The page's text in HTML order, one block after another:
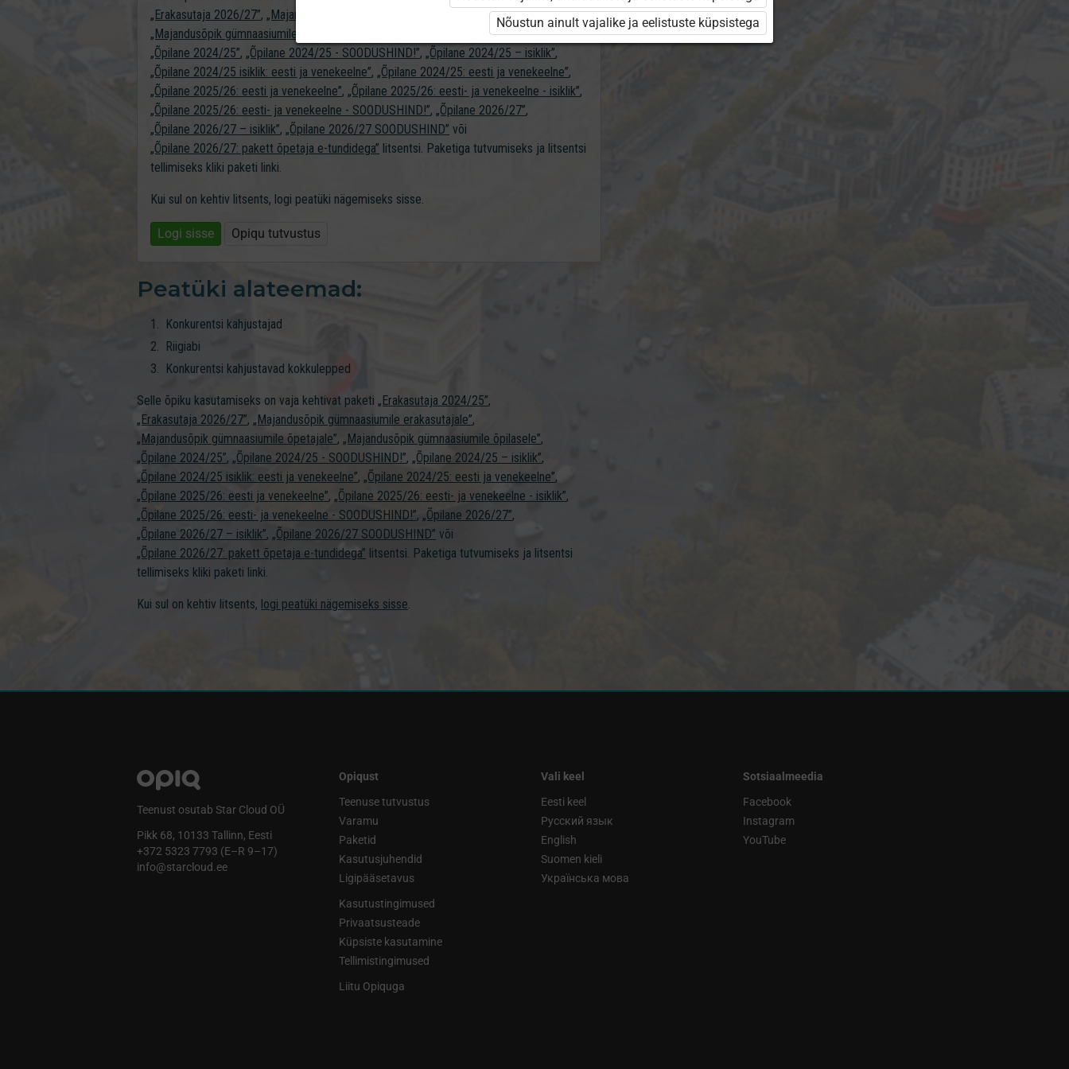
„Erakasutaja 2026/27”, „Majandusõpik gümnaasiumile erakasutajale”
„Majandusõpik gümnaasiumile õpetajale”
„Majandusõpik gümnaasiumile õpilasele”,
„Õpilane 2024/25”, „Õpilane 2024/25 - SOODUSHIND!”, „Õpilane 2024/25 – isiklik”,
„Õpilane 2024/25 isiklik: eesti ja venekeelne”, „Õpilane 2024/25: eesti ja venekeelne”,
„Õpilane 2025/26: eesti ja venekeelne”, „Õpilane 2025/26: eesti- ja venekeelne - isiklik”,
„Õpilane 2025/26: eesti- ja venekeelne - SOODUSHIND!”, „Õpilane 2026/27”,
„Õpilane 2026/27 – isiklik”, „Õpilane 2026/27 SOODUSHIND” või
„Õpilane 2026/27: pakett õpetaja e-tundidega” litsentsi. Paketiga tutvumiseks ja litsentsi
tellimiseks kliki paketi linki.
Kui sul on kehtiv litsents, logi peatüki nägemiseks sisse.
Logi sisse Opiqu tutvustus
Peatüki alateemad:
Konkurentsi kahjustajad
Riigiabi
Konkurentsi kahjustavad kokkulepped
Selle õpiku kasutamiseks on vaja kehtivat paketi „Erakasutaja 2024/25”,
„Erakasutaja 2026/27”, „Majandusõpik gümnaasiumile erakasutajale”,
„Majandusõpik gümnaasiumile õpetajale”, „Majandusõpik gümnaasiumile õpilasele”,
„Õpilane 2024/25”, „Õpilane 2024/25 - SOODUSHIND!”, „Õpilane 2024/25 – isiklik”,
„Õpilane 2024/25 isiklik: eesti ja venekeelne”, „Õpilane 2024/25: eesti ja venekeelne”,
„Õpilane 2025/26: eesti ja venekeelne”, „Õpilane 2025/26: eesti- ja venekeelne - isiklik”,
„Õpilane 2025/26: eesti- ja venekeelne - SOODUSHIND!”, „Õpilane 2026/27”,
„Õpilane 2026/27 – isiklik”, „Õpilane 2026/27 SOODUSHIND” või
„Õpilane 2026/27: pakett õpetaja e-tundidega” litsentsi. Paketiga tutvumiseks ja litsentsi
tellimiseks kliki paketi linki.
Kui sul on kehtiv litsents, logi peatüki nägemiseks sisse.
Teenust osutab Star Cloud OÜ
Pikk 68, 10133 Tallinn, Eesti
+372 5323 7793 (E–R 9–17)
info@starcloud.ee
Opiqust
Teenuse tutvustus
Varamu
Paketid
Kasutusjuhendid
Ligipääsetavus
Kasutustingimused
Privaatsusteade
Küpsiste kasutamine
Tellimistingimused
Liitu Opiquga
Vali keel
Eesti keel
Русский язык
English
Suomen kieli
Українська мова
Sotsiaalmeedia
Facebook
Instagram
YouTube
Nõustun ainult vajalike ja eelistuste küpsistega